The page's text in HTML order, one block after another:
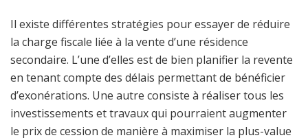
Il existe différentes stratégies pour essayer de réduire
la charge fiscale liée à la vente d’une résidence
secondaire. L’une d’elles est de bien planifier la revente
en tenant compte des délais permettant de bénéficier
d’exonérations. Une autre consiste à réaliser tous les
investissements et travaux qui pourraient augmenter
le prix de cession de manière à maximiser la plus-value